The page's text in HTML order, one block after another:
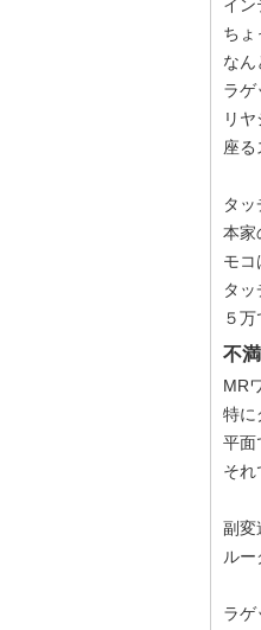
イン
ちょ
なん
ラゲ
リ
座る
タ
本家
モコ
タ
５
不
MR
特に
平面
それ
副変
ル
ラゲ